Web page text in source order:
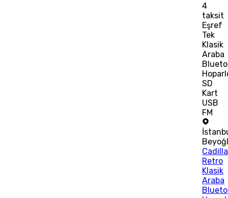
4
taksit
Eşref
Tek
Klasik
Araba
SD
Kart
USB
FM
Retro
Klasik
Araba